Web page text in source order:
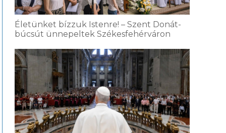
Életünket bízzuk Istenre! – Szent Donát-
búcsút ünnepeltek Székesfehérváron